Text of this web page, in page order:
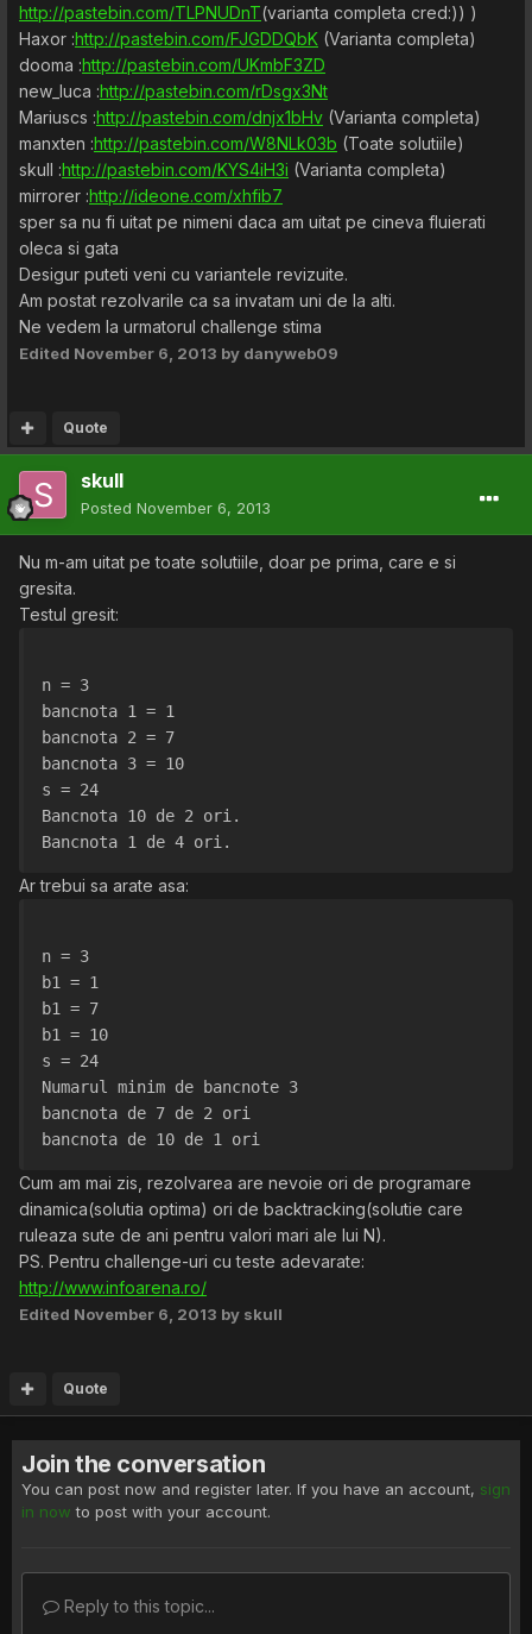
http://pastebin.com/TLPNUDnT(varianta completa cred:)) )
Haxor :http://pastebin.com/FJGDDQbK (Varianta completa)
dooma :http://pastebin.com/UKmbF3ZD
new_luca :http://pastebin.com/rDsgx3Nt
Mariuscs :http://pastebin.com/dnjx1bHv (Varianta completa)
manxten :http://pastebin.com/W8NLk03b (Toate solutiile)
skull :http://pastebin.com/KYS4iH3i (Varianta completa)
mirrorer :http://ideone.com/xhfib7
sper sa nu fi uitat pe nimeni daca am uitat pe cineva fluierati
oleca si gata
Desigur puteti veni cu variantele revizuite.
Am postat rezolvarile ca sa invatam uni de la alti.
Ne vedem la urmatorul challenge stima
Edited November 6, 2013 by danyweb09
Quote
skull
Posted November 6, 2013
Nu m-am uitat pe toate solutiile, doar pe prima, care e si
gresita.
Testul gresit:
n = 3
bancnota 1 = 1
bancnota 2 = 7
bancnota 3 = 10
s = 24
Bancnota 10 de 2 ori.
Bancnota 1 de 4 ori.
Ar trebui sa arate asa:
n = 3
b1 = 1
b1 = 7
b1 = 10
s = 24
Numarul minim de bancnote 3
bancnota de 7 de 2 ori
bancnota de 10 de 1 ori
Cum am mai zis, rezolvarea are nevoie ori de programare
dinamica(solutia optima) ori de backtracking(solutie care
ruleaza sute de ani pentru valori mari ale lui N).
PS. Pentru challenge-uri cu teste adevarate:
http://www.infoarena.ro/
Edited November 6, 2013 by skull
Quote
Join the conversation
You can post now and register later. If you have an account, sign
in now to post with your account.
Reply to this topic...